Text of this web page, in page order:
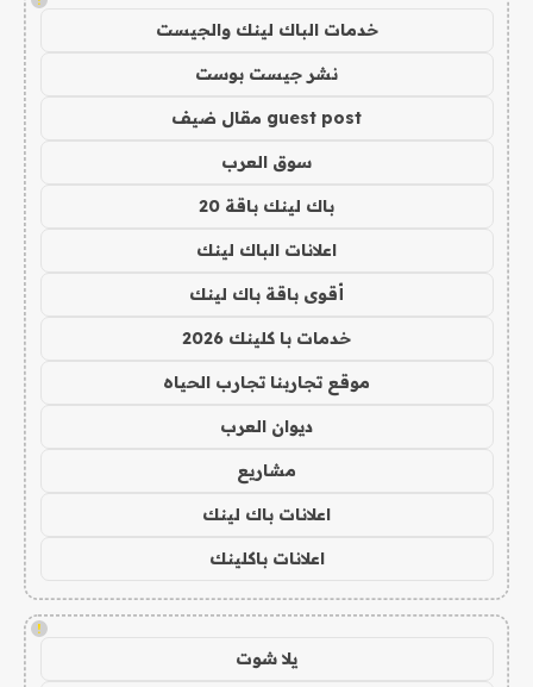
خدمات الباك لينك والجيست
نشر جيست بوست
guest post مقال ضيف
سوق العرب
باك لينك باقة 20
اعلانات الباك لينك
أقوى باقة باك لينك
خدمات با كلينك 2026
موقع تجاربنا تجارب الحياه
ديوان العرب
مشاريع
اعلانات باك لينك
اعلانات باكلينك
!
يلا شوت